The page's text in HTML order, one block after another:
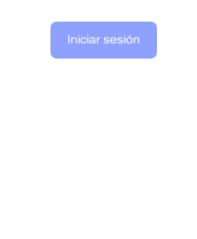
Iniciar sesión